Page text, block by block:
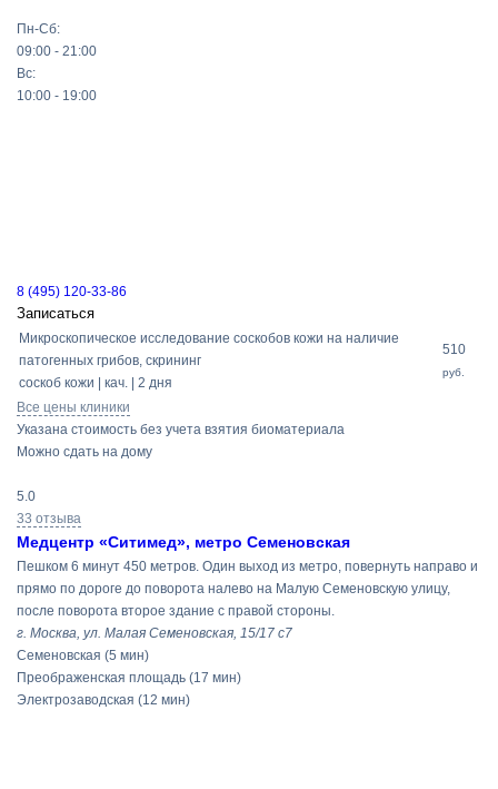
Пн-Сб:
09:00 - 21:00
Вс:
10:00 - 19:00
8 (495) 120-33-86
Записаться
Микроскопическое исследование соскобов кожи на наличие
патогенных грибов, скрининг
соскоб кожи | кач. | 2 дня
510
руб.
Все цены клиники
Указана стоимость без учета взятия биоматериала
Можно сдать на дому
5.0
33 отзыва
Медцентр «Ситимед», метро Семеновская
Пешком 6 минут 450 метров. Один выход из метро, повернуть направо и
прямо по дороге до поворота налево на Малую Семеновскую улицу,
после поворота второе здание с правой стороны.
г. Москва, ул. Малая Семеновская, 15/17 с7
Семеновская (5 мин)
Преображенская площадь (17 мин)
Электрозаводская (12 мин)